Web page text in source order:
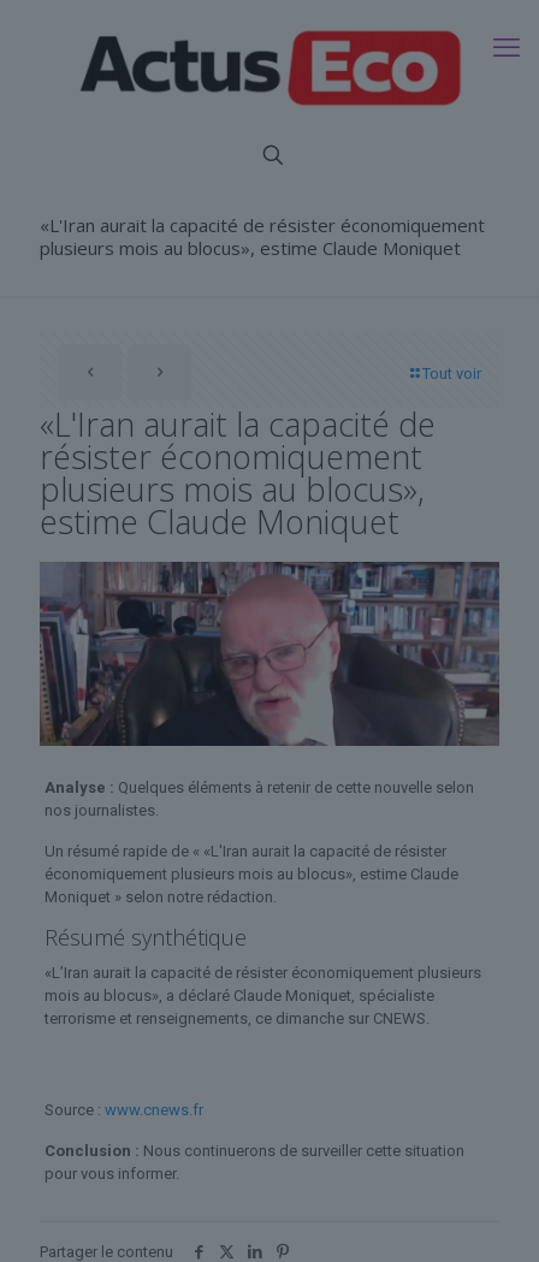
«L'Iran aurait la capacité de résister économiquement
plusieurs mois au blocus», estime Claude Moniquet
Tout voir
«L'Iran aurait la capacité de
résister économiquement
plusieurs mois au blocus»,
estime Claude Moniquet
Analyse : Quelques éléments à retenir de cette nouvelle selon
nos journalistes.
Un résumé rapide de « «L'Iran aurait la capacité de résister
économiquement plusieurs mois au blocus», estime Claude
Moniquet » selon notre rédaction.
Résumé synthétique
«L’Iran aurait la capacité de résister économiquement plusieurs
mois au blocus», a déclaré Claude Moniquet, spécialiste
terrorisme et renseignements, ce dimanche sur CNEWS.
Source : www.cnews.fr
Conclusion : Nous continuerons de surveiller cette situation
pour vous informer.
Partager le contenu